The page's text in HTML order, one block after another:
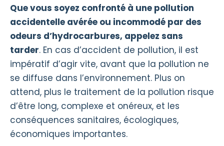
Que vous soyez confronté à une pollution
accidentelle avérée ou incommodé par des
odeurs d’hydrocarbures, appelez sans
tarder. En cas d’accident de pollution, il est
impératif d’agir vite, avant que la pollution ne
se diffuse dans l’environnement. Plus on
attend, plus le traitement de la pollution risque
d’être long, complexe et onéreux, et les
conséquences sanitaires, écologiques,
économiques importantes.